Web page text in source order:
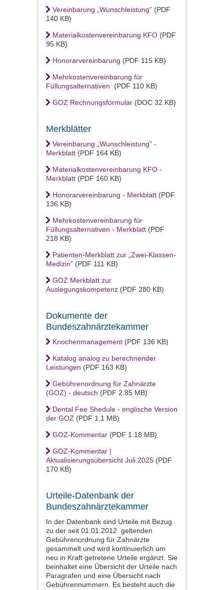
Vereinbarung „Wunschleistung” (PDF
140 KB)
Materialkostenvereinbarung KFO (PDF
95 KB)
Honorarvereinbarung (PDF 115 KB)
Mehrkostenvereinbarung für
Füllungsalternativen (PDF 110 KB)
GOZ Rechnungsformular (DOC 32 KB)
Merkblätter
Vereinbarung „Wunschleistung” -
Merkblatt (PDF 164 KB)
Materialkostenvereinbarung KFO -
Merkblatt (PDF 160 KB)
Honorarvereinbarung - Merkblatt (PDF
136 KB)
Mehrkostenvereinbarung für
Füllungsalternativen - Merkblatt (PDF
218 KB)
Patienten-Merkblatt zur „Zwei-Klassen-
Medizin” (PDF 111 KB)
GOZ Merkblatt zur
Auslegungskompetenz (PDF 280 KB)
Dokumente der
Bundeszahnärztekammer
Knochenmanagement (PDF 136 KB)
Katalog analog zu berechnender
Leistungen (PDF 163 KB)
Gebührenordnung für Zahnärzte
(GOZ) - deutsch (PDF 2.85 MB)
Dental Fee Shedule - englische Version
der GOZ (PDF 1.1 MB)
GOZ-Kommentar (PDF 1.18 MB)
GOZ-Kommentar |
Aktualisierungsübersicht Juli 2025 (PDF
170 KB)
Urteile-Datenbank der
Bundeszahnärztekammer
In der Datenbank sind Urteile mit Bezug
zu der seit 01.01.2012 geltenden
Gebührenordnung für Zahnärzte
gesammelt und wird kontinuierlich um
neu in Kraft getretene Urteile ergänzt. Sie
beinhaltet eine Übersicht der Urteile nach
Paragrafen und eine Übersicht nach
Gebührennummern. Es besteht auch die